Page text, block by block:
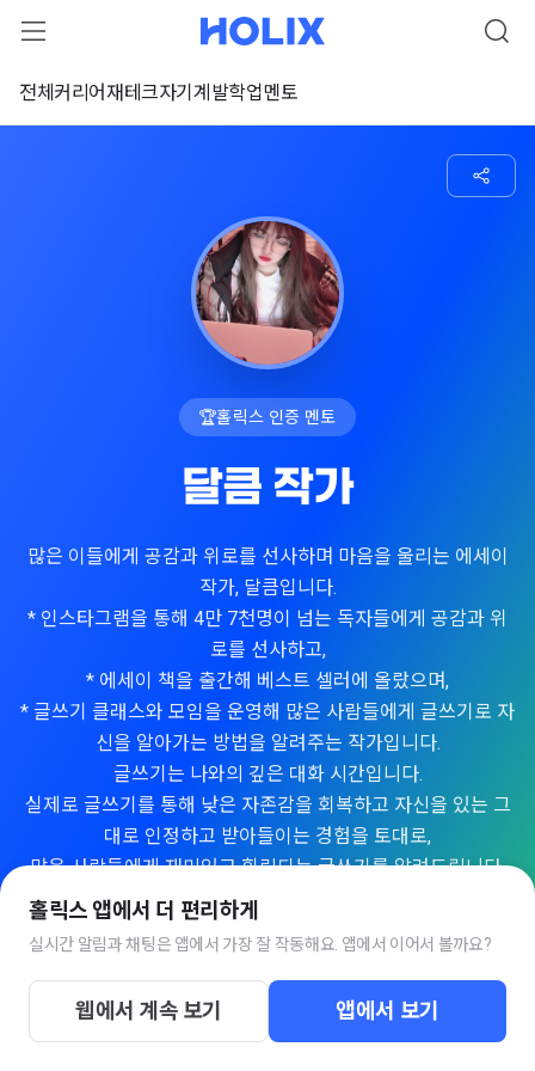
전체 커리어재테크자기계발학업멘토
🏆홀릭스 인증 멘토
달큼 작가
많은 이들에게 공감과 위로를 선사하며 마음을 울리는 에세이
작가, 달큼입니다.
* 인스타그램을 통해 4만 7천명이 넘는 독자들에게 공감과 위
로를 선사하고,
* 에세이 책을 출간해 베스트 셀러에 올랐으며,
* 글쓰기 클래스와 모임을 운영해 많은 사람들에게 글쓰기로 자
신을 알아가는 방법을 알려주는 작가입니다.
글쓰기는 나와의 깊은 대화 시간입니다.
실제로 글쓰기를 통해 낮은 자존감을 회복하고 자신을 있는 그
대로 인정하고 받아들이는 경험을 토대로,
많은 사람들에게 재미있고 힐링되는 글쓰기를 알려드립니다.
📚출간 에세이
* 내가 예민한 걸까 네가 너무한 걸까 (2021)
* 살다 보면 그런 날도 있지 (2023)
https://www.instagram.com/darlkem/
홀릭스 앱에서 더 편리하게
실시간 알림과 채팅은 앱에서 가장 잘 작동해요. 앱에서 이어서 볼까요?
웹에서 계속 보기 앱에서 보기